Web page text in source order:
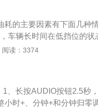
耗。同时有些车主将汽车
大了汽车风阻，汽车在
增加，势必导致油耗上升
主在驾驶同时进行盲操；
气发动机，最大功率
搭载型号为4G18S1的1.6L
矩为138N·m。
耗的主要因素有下面几种
车辆长时间在低挡位的状
的车友将后备厢当成了
也会相应下降若干个百分
油耗的影响最大，在驾驶
加速、急刹车的问题最为
阅读：3374
、长按AUDIO按钮2.5秒
小时+、分钟+和分钟归